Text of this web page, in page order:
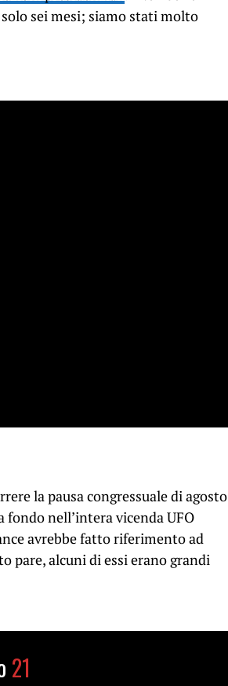
sei mesi; siamo stati molto
la pausa congressuale di agosto
fondo nell’intera vicenda UFO
avrebbe fatto riferimento ad
pare, alcuni di essi erano grandi
21